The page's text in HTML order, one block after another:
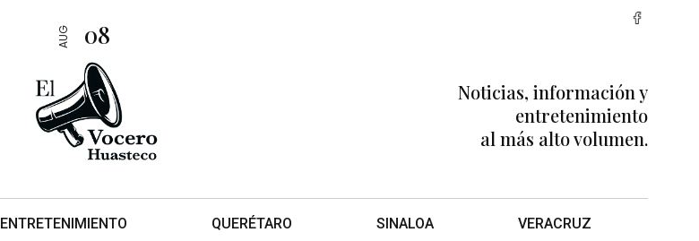
08
AUG
Noticias, información y
entretenimiento
al más alto volumen.
ENTRETENIMIENTO QUERÉTARO SINALOA VERACRUZ